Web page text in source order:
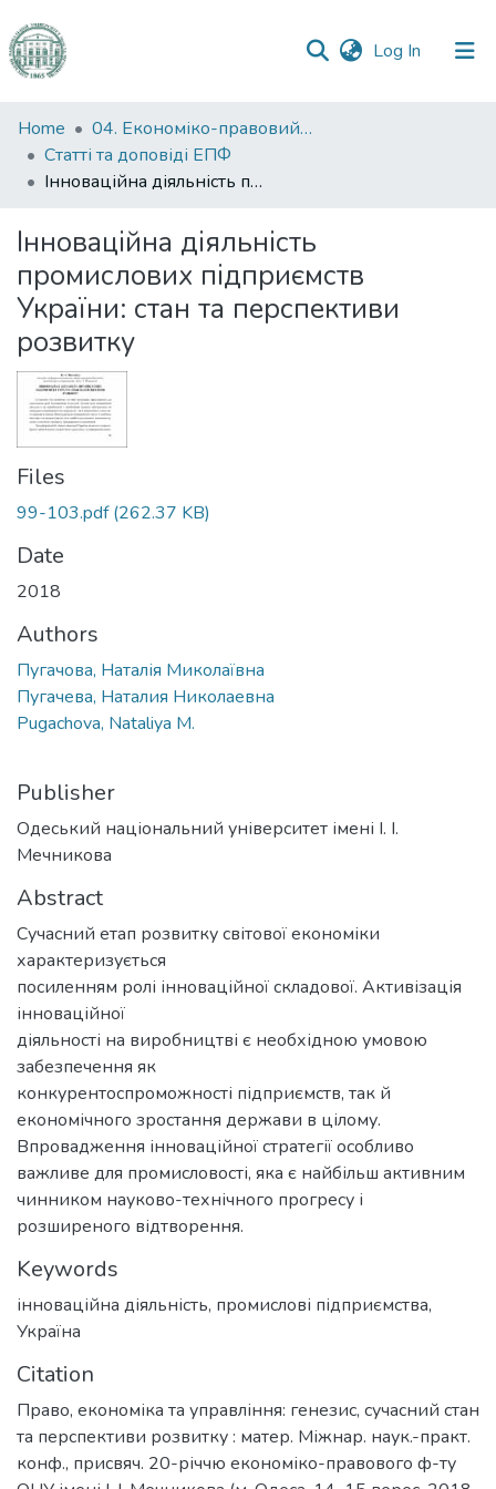
Log In (current)
Communities
&
Collections
Statistics
Home
04. Економіко-правовий факультет
Статті та доповіді ЕПФ
Інноваційна діяльність промислових підприємств України: стан та перспективи розвитку
Інноваційна діяльність
промислових підприємств
України: стан та перспективи
розвитку
Files
99-103.pdf(262.37 KB)
Date
2018
Authors
Пугачова, Наталія Миколаївна
Пугачева, Наталия Николаевна
Pugachova, Nataliya M.
Publisher
Одеський національний університет імені І. І.
Мечникова
Abstract
Сучасний етап розвитку світової економіки
характеризується
посиленням ролі інноваційної складової. Активізація
інноваційної
діяльності на виробництві є необхідною умовою
забезпечення як
конкурентоспроможності підприємств, так й
економічного зростання держави в цілому.
Впровадження інноваційної стратегії особливо
важливе для промисловості, яка є найбільш активним
чинником науково-технічного прогресу і
розширеного відтворення.
Keywords
інноваційна діяльність, промислові підприємства,
Україна
Citation
Право, економіка та управління: генезис, сучасний стан
та перспективи розвитку : матер. Міжнар. наук.-практ.
конф., присвяч. 20-річчю економіко-правового ф-ту